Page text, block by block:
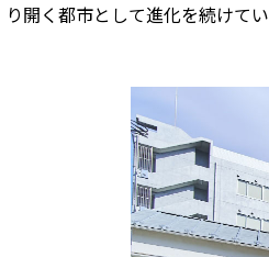
り開く都市として進化を続けてい